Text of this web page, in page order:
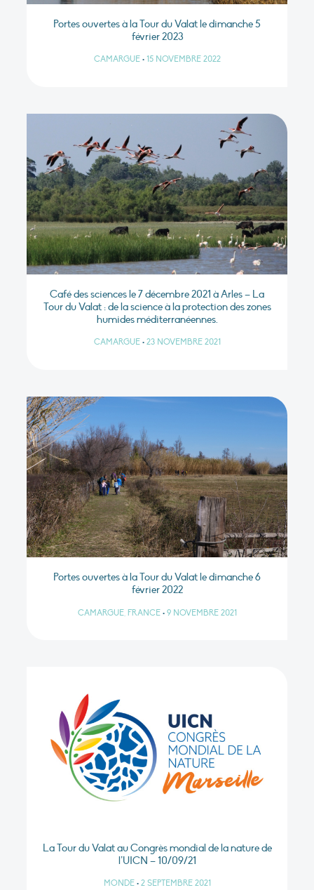
Portes ouvertes à la Tour du Valat le dimanche 5
février 2023
CAMARGUE • 15 NOVEMBRE 2022
Café des sciences le 7 décembre 2021 à Arles – La
Tour du Valat : de la science à la protection des zones
humides méditerranéennes.
CAMARGUE • 23 NOVEMBRE 2021
Portes ouvertes à la Tour du Valat le dimanche 6
février 2022
CAMARGUE, FRANCE • 9 NOVEMBRE 2021
La Tour du Valat au Congrès mondial de la nature de
l’UICN – 10/09/21
MONDE • 2 SEPTEMBRE 2021